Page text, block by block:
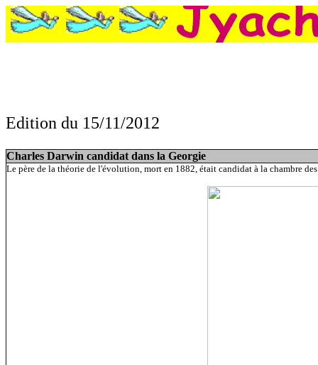
Edition du 15/11/2012
Charles Darwin candidat dans la Georgie
Le père de la théorie de l'évolution, mort en 1882, était candidat à la chambre